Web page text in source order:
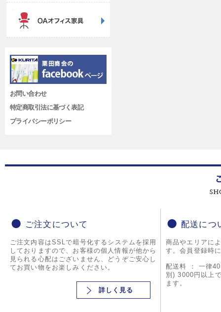
お問い合わせ
特定商取引法に基づく表記
プライバシーポリシー
ご注文について
ご注文内容はSSLで暗号化するシステムを採用
しておりますので、お客様の個人情報が他から
見られる心配はございません、どうぞご安心し
てお買い物をお楽しみください。
詳しく見る
配送につ
商品やエリアに
す。会員登録時
配送料 ： 一律
別) 3000円以上
ます。